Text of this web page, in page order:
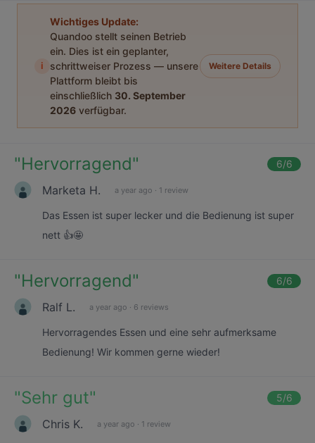
i
Wichtiges Update:
Quandoo stellt seinen Betrieb
ein. Dies ist ein geplanter,
schrittweiser Prozess — unsere
Plattform bleibt bis
einschließlich 30. September
2026 verfügbar.
Weitere Details
"Hervorragend" 6/6
Marketa H. a year ago · 1 review
Das Essen ist super lecker und die Bedienung ist super
nett 👍🤩
"Hervorragend" 6/6
Ralf L. a year ago · 6 reviews
Hervorragendes Essen und eine sehr aufmerksame
Bedienung! Wir kommen gerne wieder!
"Sehr gut" 5/6
Chris K. a year ago · 1 review